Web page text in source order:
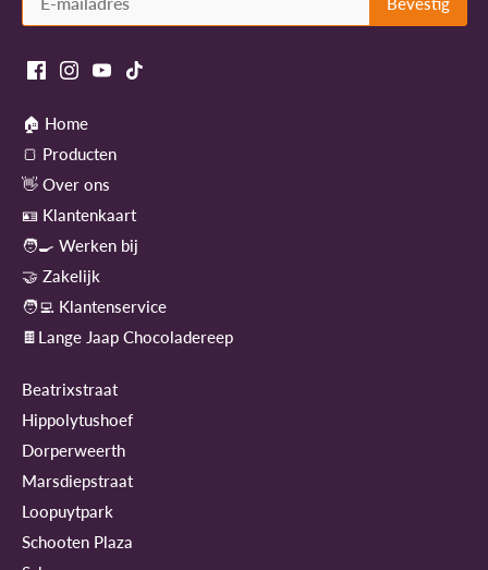
🏠 Home
🍞 Producten
👋 Over ons
🪪 Klantenkaart
🧑‍🍳 Werken bij
🤝 Zakelijk
🧑‍💻 Klantenservice
🍫Lange Jaap Chocoladereep
Beatrixstraat
Hippolytushoef
Dorperweerth
Marsdiepstraat
Loopuytpark
Schooten Plaza